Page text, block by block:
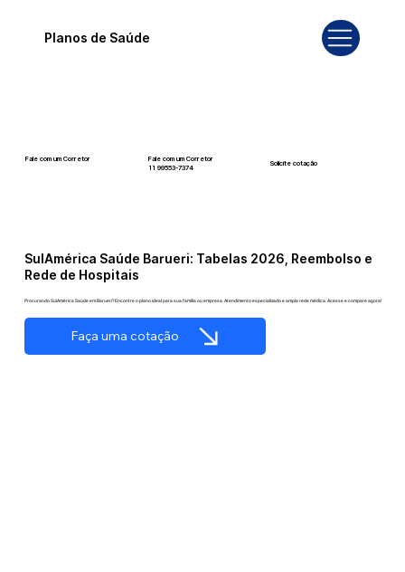
Planos de Saúde
SulAmérica Saúde Barueri: Tabelas 2026, Reembolso e
Rede de Hospitais
Procurando SulAmérica Saúde em Barueri? Encontre o plano ideal para sua família ou empresa. Atendimento especializado e ampla rede médica. Acesse e compare agora!
Faça uma cotação
Fale com um Corretor
Fale com um Corretor
11 99553-7374
Solicite cotação